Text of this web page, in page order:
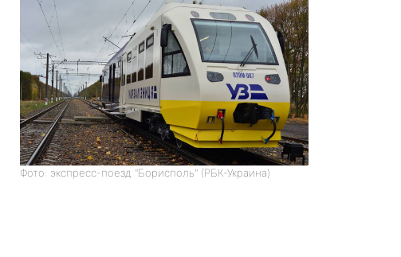
Фото: экспресс-поезд "Борисполь" (РБК-Украина)